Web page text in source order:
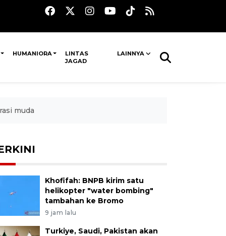
HUMANIORA
LINTAS
JAGAD
LAINNYA
muda
Khofifah: BNPB kirim satu
helikopter "water bombing"
tambahan ke Bromo
9 jam lalu
Turkiye, Saudi, Pakistan akan